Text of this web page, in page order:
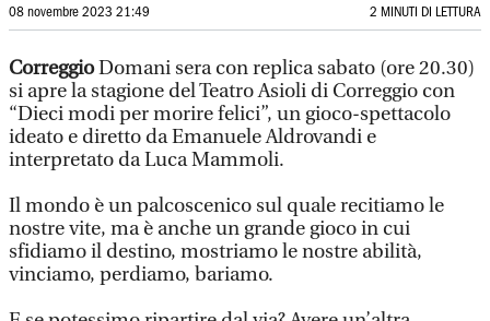
08 novembre 2023 21:49 2 MINUTI DI LETTURA
CorreggioDomani sera con replica sabato (ore 20.30)
si apre la stagione del Teatro Asioli di Correggio con
“Dieci modi per morire felici”, un gioco-spettacolo
ideato e diretto da Emanuele Aldrovandi e
interpretato da Luca Mammoli.
Il mondo è un palcoscenico sul quale recitiamo le
nostre vite, ma è anche un grande gioco in cui
sfidiamo il destino, mostriamo le nostre abilità,
vinciamo, perdiamo, bariamo.